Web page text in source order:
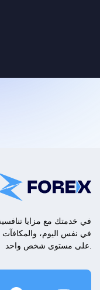
في نفس اليوم، والمكافآت
على مستوى شخص واحد.